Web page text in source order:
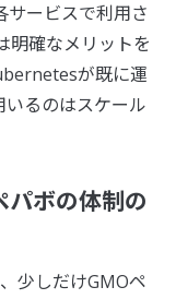
ービスで利用さ
明確なメリットを
が既に運
いるのはスケール
ボの体制の
少しだけGMOペ